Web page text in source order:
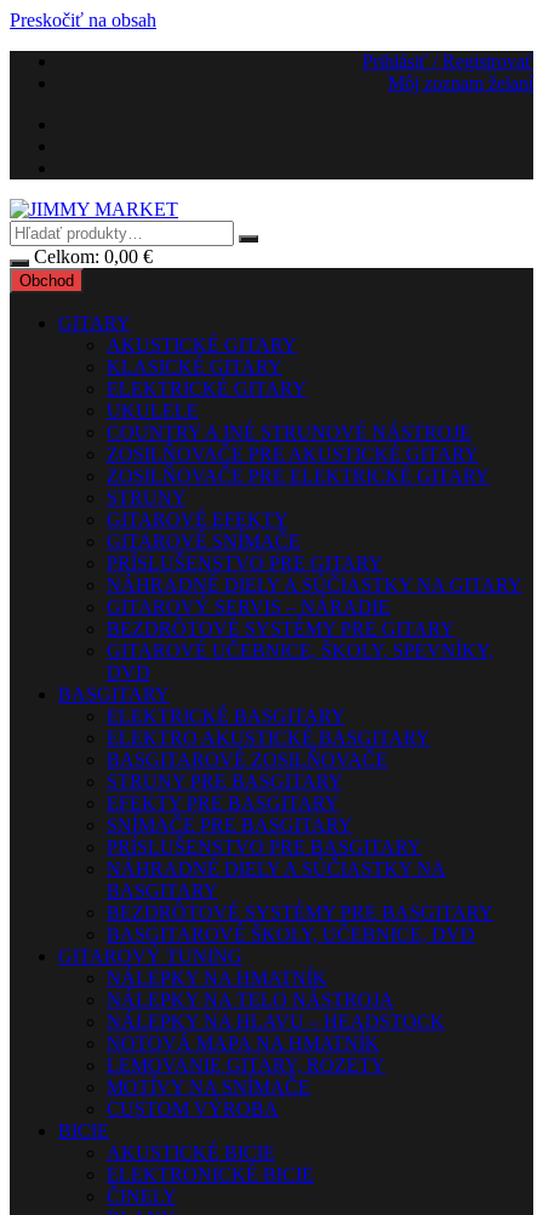
Preskočiť na obsah
Prihlásiť / Registrovať
Môj zoznam želaní
Celkom: 0,00 €
Obchod
GITARY
AKUSTICKÉ GITARY
KLASICKÉ GITARY
ELEKTRICKÉ GITARY
UKULELE
COUNTRY A INÉ STRUNOVÉ NÁSTROJE
ZOSILŇOVAČE PRE AKUSTICKÉ GITARY
ZOSILŇOVAČE PRE ELEKTRICKÉ GITARY
STRUNY
GITAROVÉ EFEKTY
GITAROVÉ SNÍMAČE
PRÍSLUŠENSTVO PRE GITARY
NÁHRADNÉ DIELY A SÚČIASTKY NA GITARY
GITAROVÝ SERVIS – NÁRADIE
BEZDRÔTOVÉ SYSTÉMY PRE GITARY
GITAROVÉ UČEBNICE, ŠKOLY, SPEVNÍKY,
DVD
BASGITARY
ELEKTRICKÉ BASGITARY
ELEKTRO AKUSTICKÉ BASGITARY
BASGITAROVÉ ZOSILŇOVAČE
STRUNY PRE BASGITARY
EFEKTY PRE BASGITARY
SNÍMAČE PRE BASGITARY
PRÍSLUŠENSTVO PRE BASGITARY
NÁHRADNÉ DIELY A SÚČIASTKY NA
BASGITARY
BEZDRÔTOVÉ SYSTÉMY PRE BASGITARY
BASGITAROVÉ ŠKOLY, UČEBNICE, DVD
GITAROVÝ TUNING
NÁLEPKY NA HMATNÍK
NÁLEPKY NA TELO NÁSTROJA
NÁLEPKY NA HLAVU – HEADSTOCK
NOTOVÁ MAPA NA HMATNÍK
LEMOVANIE GITARY, ROZETY
MOTÍVY NA SNÍMAČE
CUSTOM VÝROBA
BICIE
AKUSTICKÉ BICIE
ELEKTRONICKÉ BICIE
ČINELY